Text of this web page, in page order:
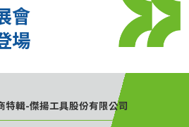
會
場
特輯-傑揚工具股份有限公司